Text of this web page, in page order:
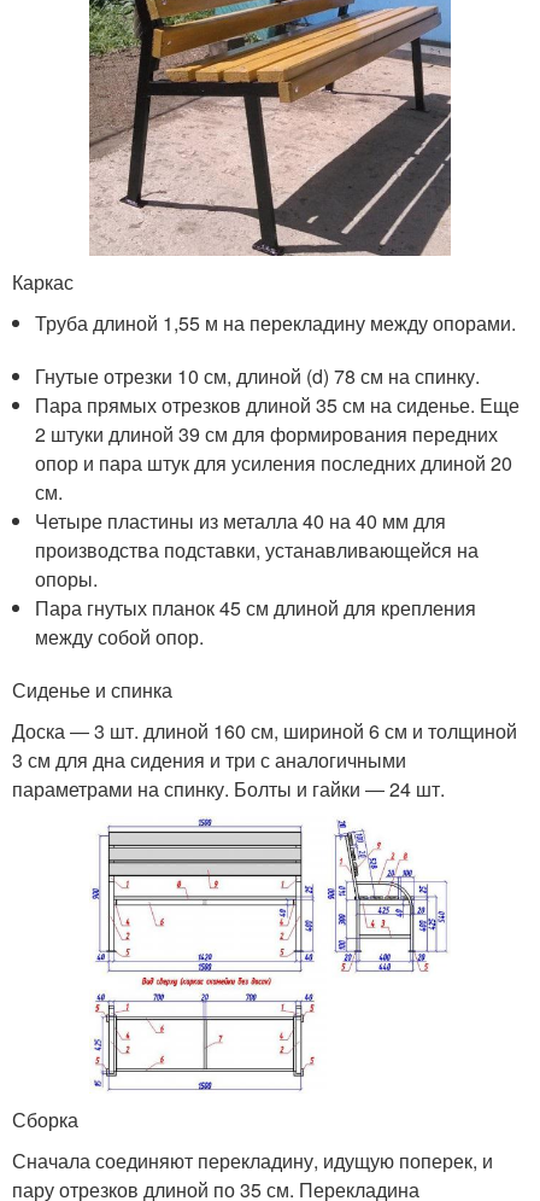
Каркас
Труба длиной 1,55 м на перекладину между опорами.
Гнутые отрезки 10 см, длиной (d) 78 см на спинку.
Пара прямых отрезков длиной 35 см на сиденье. Еще
2 штуки длиной 39 см для формирования передних
опор и пара штук для усиления последних длиной 20
см.
Четыре пластины из металла 40 на 40 мм для
производства подставки, устанавливающейся на
опоры.
Пара гнутых планок 45 см длиной для крепления
между собой опор.
Сиденье и спинка
Доска ― 3 шт. длиной 160 см, шириной 6 см и толщиной
3 см для дна сидения и три с аналогичными
параметрами на спинку. Болты и гайки ― 24 шт.
Сборка
Сначала соединяют перекладину, идущую поперек, и
пару отрезков длиной по 35 см. Перекладина